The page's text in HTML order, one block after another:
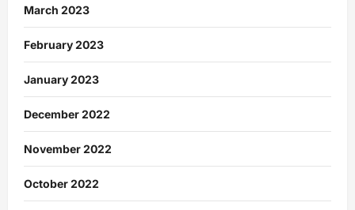
March 2023
February 2023
January 2023
December 2022
November 2022
October 2022